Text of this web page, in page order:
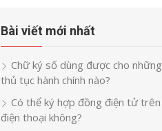
Bài viết mới nhất
Chữ ký số dùng được cho những
thủ tục hành chính nào?
Có thể ký hợp đồng điện tử trên
điện thoại không?